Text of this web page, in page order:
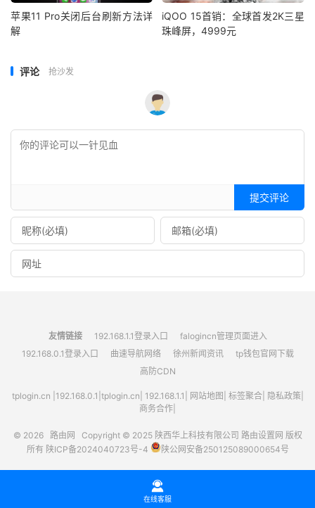
苹果11 Pro关闭后台刷新方法详
解
iQOO 15首销：全球首发2K三星
珠峰屏，4999元
评论 抢沙发
提交评论
友情链接 192.168.1.1登录入口
falogincn管理页面进入
192.168.0.1登录入口
曲速导航网络 徐州新闻资讯
tp钱包官网下载
高防CDN
tplogin.cn 192.168.0.1 tplogin.cn 192.168.1.1 网站地图 标签聚合| 隐私政策
商务合作|
© 2026 路由网 Copyright © 2025 陕西华上科技有限公司 路由设置网 版权
所有 陕ICP备2024040723号-4 陕公网安备250125089000654号

在线客服